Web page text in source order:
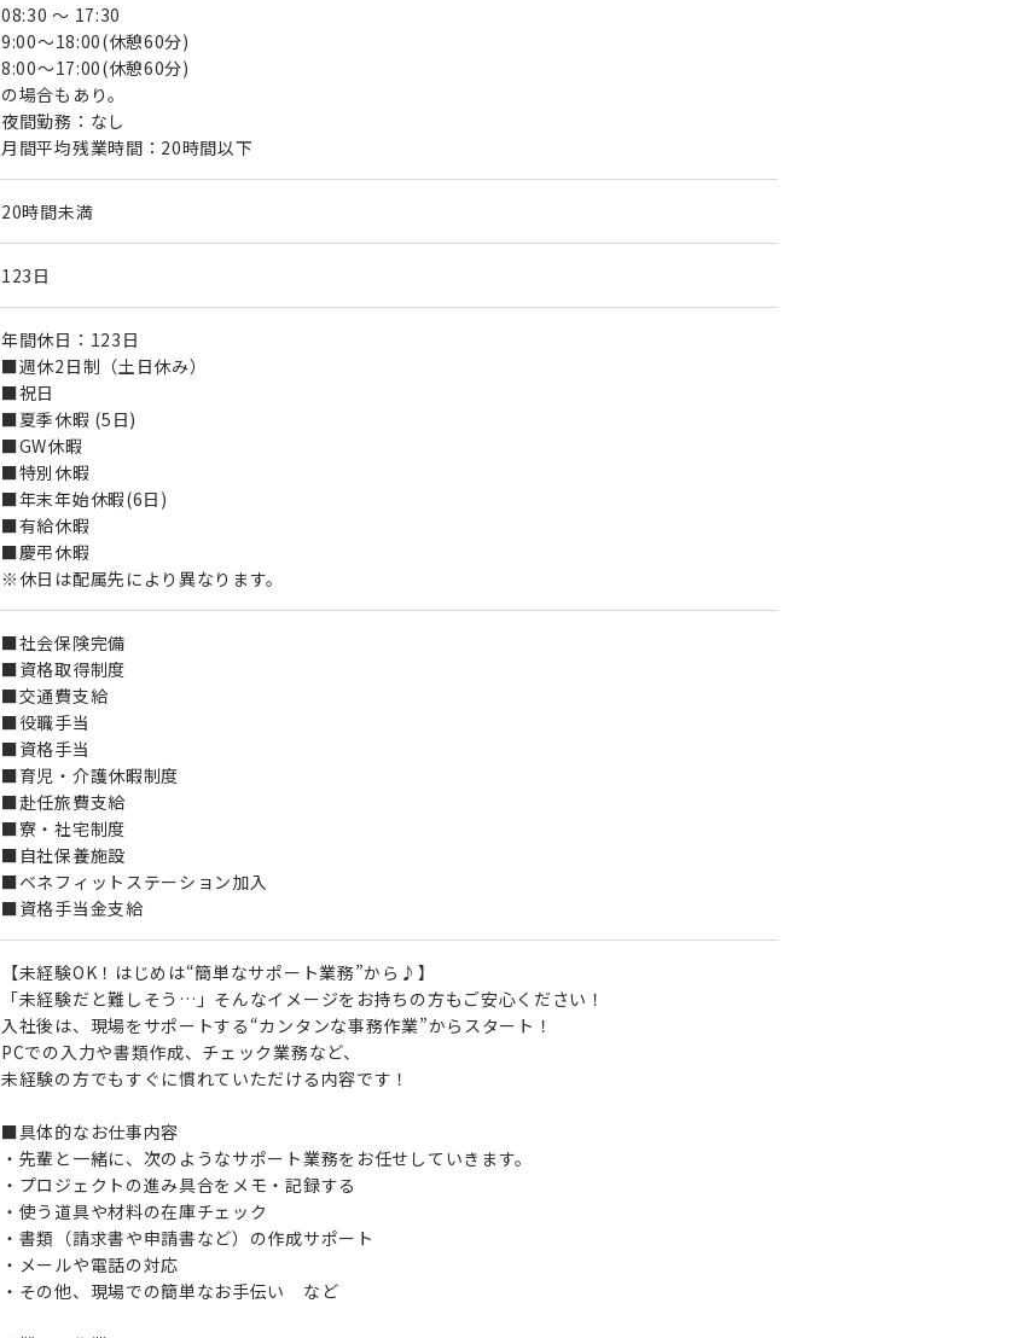
08:30 ～ 17:30
9:00～18:00(休憩60分)
8:00～17:00(休憩60分)
の場合もあり。
夜間勤務：なし
月間平均残業時間：20時間以下
20時間未満
123日
年間休日：123日
■週休2日制（土日休み）
■祝日
■夏季休暇 (5日)
■GW休暇
■特別休暇
■年末年始休暇(6日)
■有給休暇
■慶弔休暇
※休日は配属先により異なります。
■社会保険完備
■資格取得制度
■交通費支給
■役職手当
■資格手当
■育児・介護休暇制度
■赴任旅費支給
■寮・社宅制度
■自社保養施設
■ベネフィットステーション加入
■資格手当金支給
【未経験OK！はじめは“簡単なサポート業務”から♪】
「未経験だと難しそう…」そんなイメージをお持ちの方もご安心ください！
入社後は、現場をサポートする“カンタンな事務作業”からスタート！
PCでの入力や書類作成、チェック業務など、
未経験の方でもすぐに慣れていただける内容です！
■具体的なお仕事内容
・先輩と一緒に、次のようなサポート業務をお任せしていきます。
・プロジェクトの進み具合をメモ・記録する
・使う道具や材料の在庫チェック
・書類（請求書や申請書など）の作成サポート
・メールや電話の対応
・その他、現場での簡単なお手伝い など